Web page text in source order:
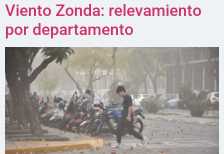
Viento Zonda: relevamiento
por departamento